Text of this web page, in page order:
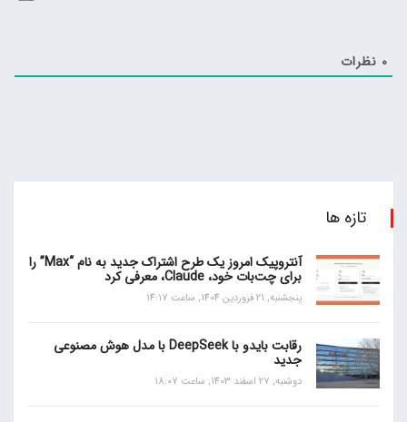
0 نظرات
تازه ها
آنتروپیک امروز یک طرح اشتراک جدید به نام “Max” را
برای چت‌بات خود، Claude، معرفی کرد
پنجشنبه, 21 فروردین 1404, ساعت 14:17
رقابت بایدو با DeepSeek با مدل هوش مصنوعی
جدید
دوشنبه, 27 اسفند 1403, ساعت 18:07